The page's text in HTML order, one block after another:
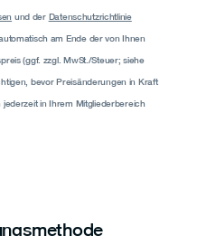
und der Datenschutzrichtlinie
am Ende der von Ihnen
(ggf. zzgl. MwSt./Steuer; siehe
bevor Preisänderungen in Kraft
in Ihrem Mitgliederbereich